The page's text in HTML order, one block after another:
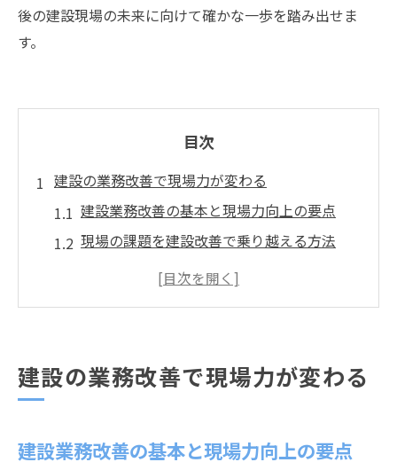
後の建設現場の未来に向けて確かな一歩を踏み出せま
す。
目次
建設の業務改善で現場力が変わる
建設業務改善の基本と現場力向上の要点
現場の課題を建設改善で乗り越える方法
建設業界の問題点と業務改善の重要性
効率化を実現する建設現場の工夫
建設効率化のための現場業務改善アイデア
建設の効率化に役立つデジタル技術活用術
建設の業務改善で現場力が変わる
建設業務改善の基本と現場力向上の要点